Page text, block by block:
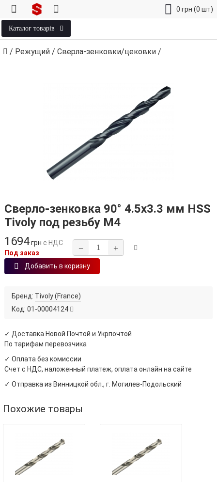
0 грн (0 шт)
Каталог товарів
/ Режущий / Сверла-зенковки/цековки /
Сверло-зенковка 90° 4.5х3.3 мм HSS
Tivoly под резьбу М4
1694грн с НДС
Под заказ
− +
Добавить в коризну
Бренд: Tivoly (France)
Код: 01-00004124
✓ Доставка Новой Почтой и Укрпочтой
По тарифам перевозчика
✓ Оплата без комиссии
Счет с НДС, наложенный платеж, оплата онлайн на сайте
✓ Отправка из Винницкой обл., г. Могилев-Подольский
Похожие товары